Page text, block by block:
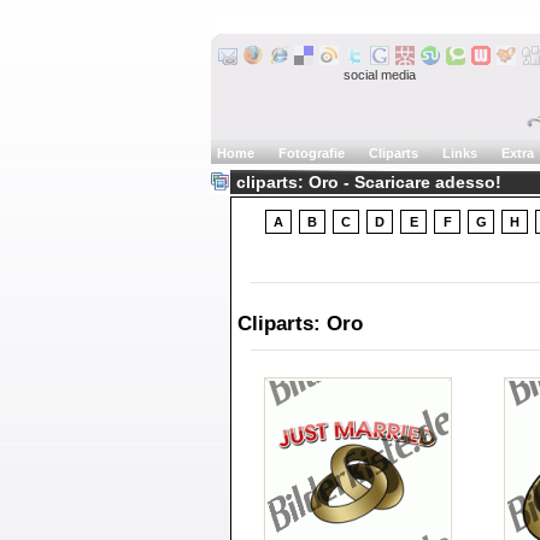
social media
Home Fotografie Cliparts Links Extra
cliparts: Oro - Scaricare adesso!
A B C D E F G H
Cliparts: Oro